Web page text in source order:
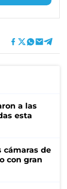
a las
esta
cámaras de
con gran